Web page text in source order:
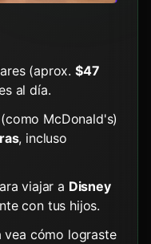
(aprox. $47
al día.
McDonald's)
, incluso
viajar a Disney
con tus hijos.
vea cómo lograste